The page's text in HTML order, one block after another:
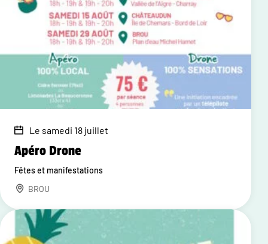
Le samedi 18 juillet
Apéro Drone
Fêtes et manifestations
BROU